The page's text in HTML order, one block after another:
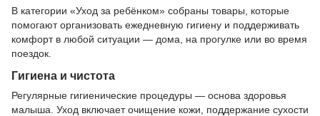
В категории «Уход за ребёнком» собраны товары, которые
помогают организовать ежедневную гигиену и поддерживать
комфорт в любой ситуации — дома, на прогулке или во время
поездок.
Гигиена и чистота
Регулярные гигиенические процедуры — основа здоровья
малыша. Уход включает очищение кожи, поддержание сухости